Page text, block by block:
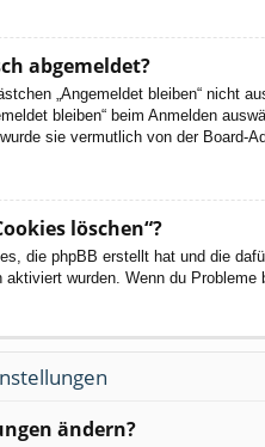
abgemeldet?
„Angemeldet bleiben“ nicht
bleiben“ beim Anmelden
sie vermutlich von der Board-
löschen“?
die phpBB erstellt hat und die
wurden. Wenn du
ändern?